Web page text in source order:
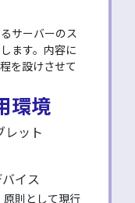
サーバーのス
ます。内容に
を設けさせて
環境
レット
イス
則として現行